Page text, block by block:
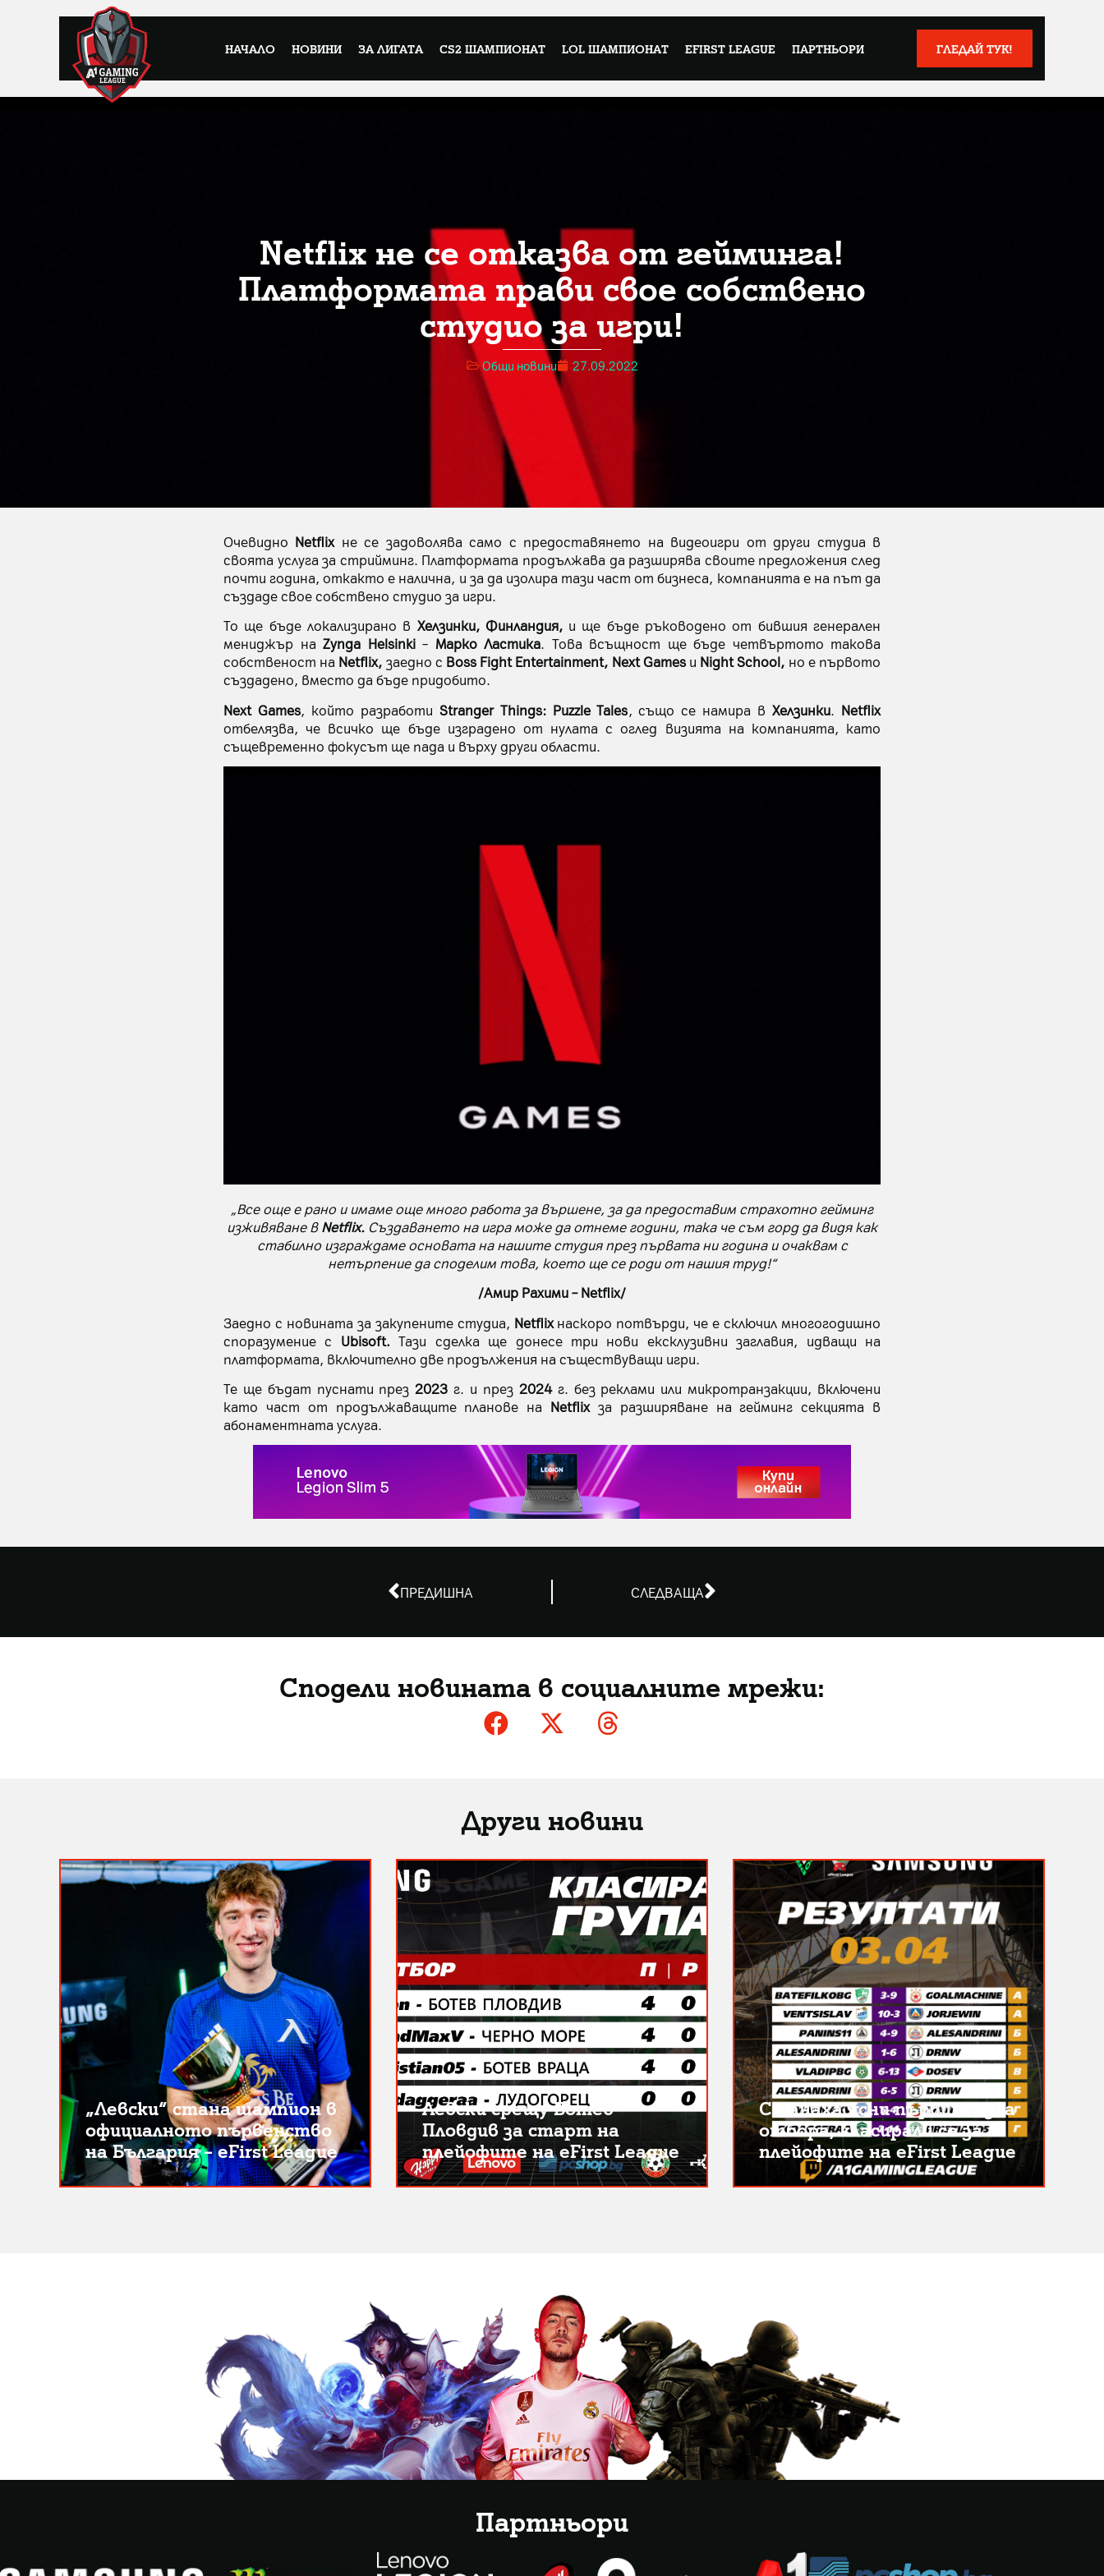
НАЧАЛО НОВИНИ ЗА ЛИГАТА CS2 ШАМПИОНАТ LOL ШАМПИОНАТ EFIRST LEAGUE ПАРТНЬОРИ ГЛЕДАЙ ТУК!
Netflix не се отказва от гейминга!
Платформата прави свое собствено
студио за игри!
Общи новини 27.09.2022
Очевидно Netflixне се задоволява само с предоставянето на видеоигри от други студиа в
своята услуга за стрийминг. Платформата продължава да разширява своите предложения след
почти година, откакто е налична, и за да изолира тази част от бизнеса, компанията е на път да
създаде свое собствено студио за игри.
То ще бъде локализирано в Хелзинки, Финландия,и ще бъде ръководено от бившия генерален
мениджър на Zynga Helsinki– Марко Ластика. Това всъщност ще бъде четвъртото такова
собственост на Netflix, заедно с Boss Fight Entertainment, Next Gamesи Night School, но е първото
създадено, вместо да бъде придобито.
Next Games, който разработи Stranger Things: Puzzle Tales, също се намира вХелзинки. Netflix
отбелязва, че всичко ще бъде изградено от нулата с оглед визията на компанията, като
същевременно фокусът ще пада и върху други области.
„Все още е рано и имаме още много работа за вършене, за да предоставим страхотно гейминг
изживяване вNetflix. Създаването на игра може да отнеме години, така че съм горд да видя как
стабилно изграждаме основата на нашите студия през първата ни година и очаквам с
нетърпение да споделим това, което ще се роди от нашия труд!“
/Амир Рахими – Netflix/
Заедно с новината за закупените студиа, Netflixнаскоро потвърди, че е сключил многогодишно
споразумение с Ubisoft.Тази сделка ще донесе три нови ексклузивни заглавия, идващи на
платформата, включително две продължения на съществуващи игри.
Те ще бъдат пуснати през2023 г. и през 2024г. без реклами или микротранзакции, включени
като част от продължаващите планове на Netflixза разширяване на гейминг секцията в
абонаментната услуга.
ПРЕДИШНА СЛЕДВАЩА
Сподели новината в социалните мрежи:
Други новини
„Левски“ стана шампион в
официалното първенство
на България – eFirst League
Левски срещу Ботев
Пловдив за старт на
плейофите на eFirst League
Станаха ясни първите два
отбора, класирали се за
плейофите на eFirst League
Партньори